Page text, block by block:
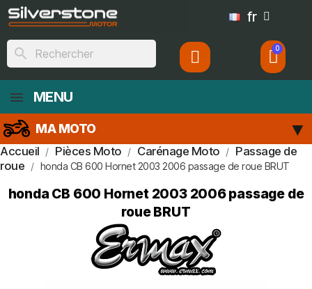
fr
search
MENU
MA MOTO
Accueil Pièces Moto Carénage Moto
Passage de
roue
honda CB 600 Hornet 2003 2006 passage de roue BRUT
honda CB 600 Hornet 2003 2006 passage de
roue BRUT